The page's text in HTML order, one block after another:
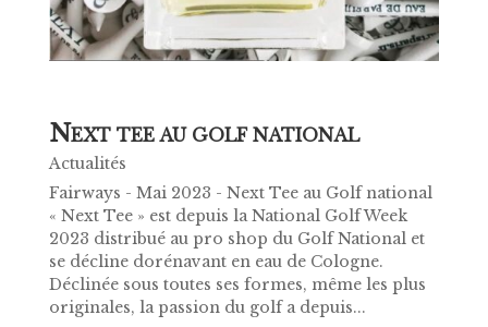
NEXT TEE AU GOLF NATIONAL
Actualités
Fairways - Mai 2023 - Next Tee au Golf national
« Next Tee » est depuis la National Golf Week
2023 distribué au pro shop du Golf National et
se décline dorénavant en eau de Cologne.
Déclinée sous toutes ses formes, même les plus
originales, la passion du golf a depuis...